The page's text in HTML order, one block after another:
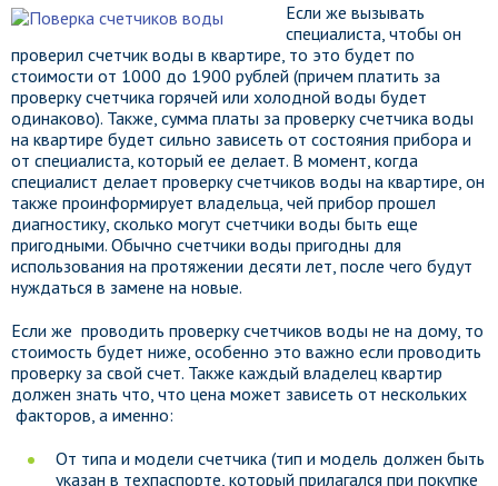
Если же вызывать
специалиста, чтобы он
проверил счетчик воды в квартире, то это будет по
стоимости от 1000 до 1900 рублей (причем платить за
проверку счетчика горячей или холодной воды будет
одинаково). Также, сумма платы за проверку счетчика воды
на квартире будет сильно зависеть от состояния прибора и
от специалиста, который ее делает. В момент, когда
специалист делает проверку счетчиков воды на квартире, он
также проинформирует владельца, чей прибор прошел
диагностику, сколько могут счетчики воды быть еще
пригодными. Обычно счетчики воды пригодны для
использования на протяжении десяти лет, после чего будут
нуждаться в замене на новые.
Если же проводить проверку счетчиков воды не на дому, то
стоимость будет ниже, особенно это важно если проводить
проверку за свой счет. Также каждый владелец квартир
должен знать что, что цена может зависеть от нескольких
факторов, а именно:
От типа и модели счетчика (тип и модель должен быть
указан в техпаспорте, который прилагался при покупке